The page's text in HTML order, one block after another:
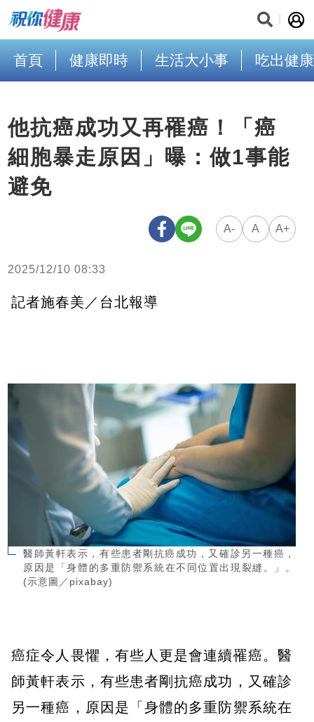
首頁 健康即時 生活大小事 吃出健康
他抗癌成功又再罹癌！「癌
細胞暴走原因」曝：做1事能
避免
A- A A+
2025/12/10 08:33
記者施春美／台北報導
醫師黃軒表示，有些患者剛抗癌成功，又確診另一種癌，
原因是「身體的多重防禦系統在不同位置出現裂縫。」。
(示意圖／pixabay)
癌症令人畏懼，有些人更是會連續罹癌。醫
師黃軒表示，有些患者剛抗癌成功，又確診
另一種癌，原因是「身體的多重防禦系統在